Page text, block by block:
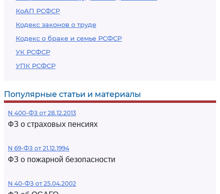
КоАП РСФСР
Кодекс законов о труде
Кодекс о браке и семье РСФСР
УК РСФСР
УПК РСФСР
Популярные статьи и материалы
N 400-ФЗ от 28.12.2013
ФЗ о страховых пенсиях
N 69-ФЗ от 21.12.1994
ФЗ о пожарной безопасности
N 40-ФЗ от 25.04.2002